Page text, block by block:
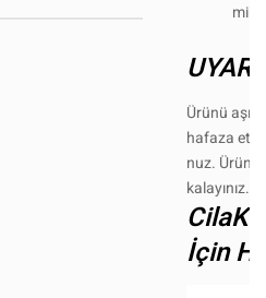
Ürünü
hafaza
nuz.
kalayınız.
İçin